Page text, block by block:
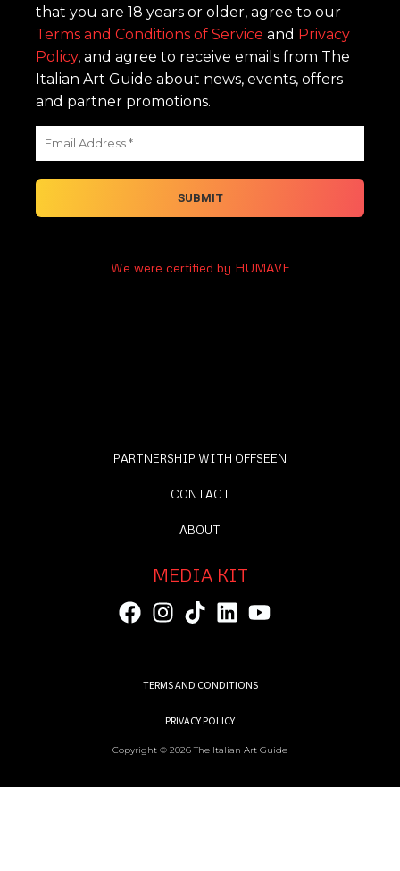
that you are 18 years or older, agree to our
Terms and Conditions of Service and Privacy
Policy, and agree to receive emails from The
Italian Art Guide about news, events, offers
and partner promotions.
We were certified by HUMAVE
PARTNERSHIP WITH OFFSEEN
CONTACT
ABOUT
MEDIA KIT
TERMS AND CONDITIONS
PRIVACY POLICY
Copyright © 2026 The Italian Art Guide